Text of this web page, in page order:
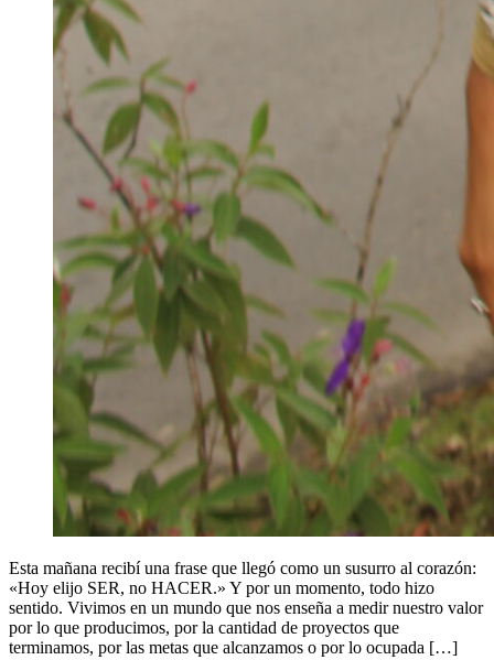
Esta mañana recibí una frase que llegó como un susurro al corazón:
«Hoy elijo SER, no HACER.» Y por un momento, todo hizo
sentido. Vivimos en un mundo que nos enseña a medir nuestro valor
por lo que producimos, por la cantidad de proyectos que
terminamos, por las metas que alcanzamos o por lo ocupada […]